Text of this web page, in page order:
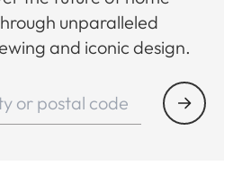
unparalleled
and iconic design.